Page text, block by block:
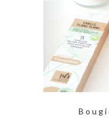
B o u g i